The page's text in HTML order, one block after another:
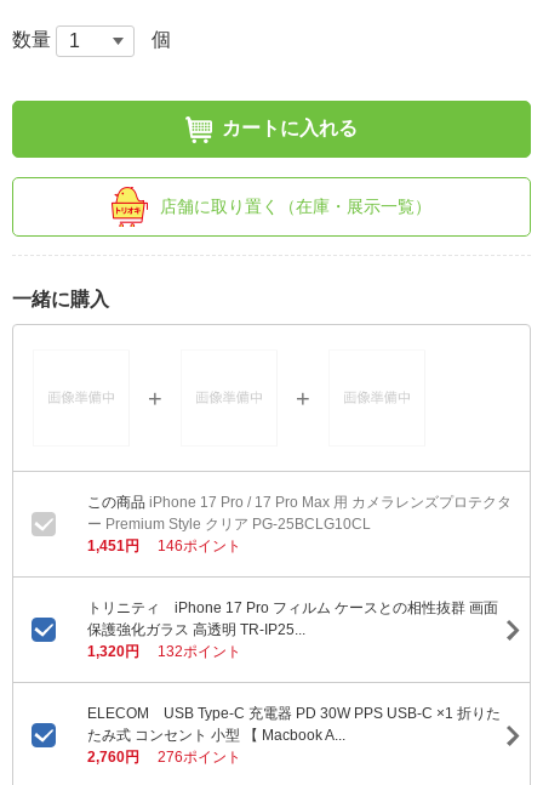
数量 個
カートに入れる
店舗に取り置く（在庫・展示一覧）
一緒に購入
iPhone 17 Pro / 17 Pro Max 用 カメラレンズプロテクタ
ー Premium Style クリア PG-25BCLG10CL
1,451円
146ポイント
トリニティ iPhone 17 Pro フィルム ケースとの相性抜群 画面
保護強化ガラス 高透明 TR-IP25...
1,320円
132ポイント
ELECOM USB Type-C 充電器 PD 30W PPS USB-C ×1 折りた
たみ式 コンセント 小型 【 Macbook A...
2,760円
276ポイント